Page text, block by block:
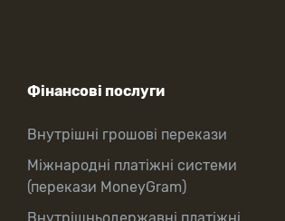
Фінансові послуги
Внутрішні грошові перекази
Міжнародні платіжні системи
(перекази MoneyGram)